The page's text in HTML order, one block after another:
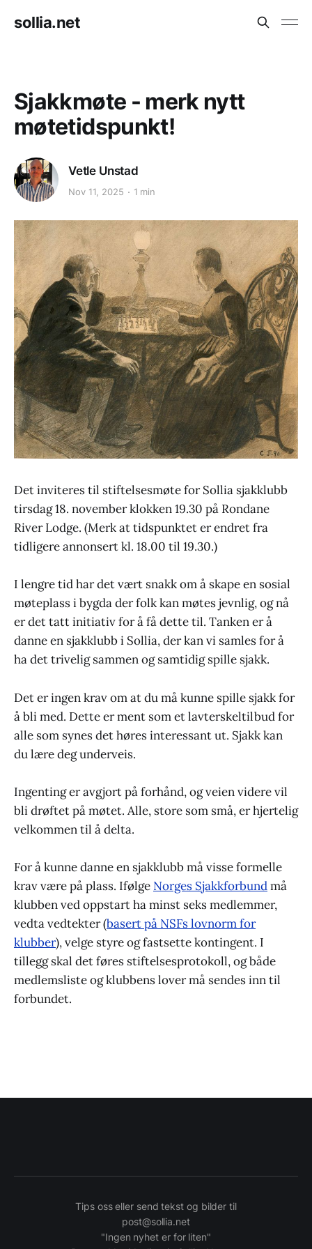
sollia.net
Sjakkmøte - merk nytt
møtetidspunkt!
Vetle Unstad
Nov 11, 2025 1 min
Det inviteres til stiftelsesmøte for Sollia sjakklubb
tirsdag 18. november klokken 19.30 på Rondane
River Lodge. (Merk at tidspunktet er endret fra
tidligere annonsert kl. 18.00 til 19.30.)
I lengre tid har det vært snakk om å skape en sosial
møteplass i bygda der folk kan møtes jevnlig, og nå
er det tatt initiativ for å få dette til. Tanken er å
danne en sjakklubb i Sollia, der kan vi samles for å
ha det trivelig sammen og samtidig spille sjakk.
Det er ingen krav om at du må kunne spille sjakk for
å bli med. Dette er ment som et lavterskeltilbud for
alle som synes det høres interessant ut. Sjakk kan
du lære deg underveis.
Ingenting er avgjort på forhånd, og veien videre vil
bli drøftet på møtet. Alle, store som små, er hjertelig
velkommen til å delta.
For å kunne danne en sjakklubb må visse formelle
krav være på plass. Ifølge Norges Sjakkforbundmå
klubben ved oppstart ha minst seks medlemmer,
vedta vedtekter (basert på NSFs lovnorm for
klubber), velge styre og fastsette kontingent. I
tillegg skal det føres stiftelsesprotokoll, og både
medlemsliste og klubbens lover må sendes inn til
forbundet.
Tips oss eller send tekst og bilder til
post@sollia.net
"Ingen nyhet er for liten"